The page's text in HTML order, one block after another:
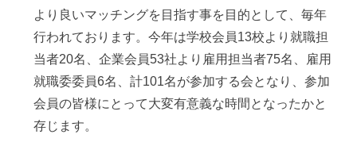
より良いマッチングを目指す事を目的として、毎年
行われております。今年は学校会員13校より就職担
当者20名、企業会員53社より雇用担当者75名、雇用
就職委委員6名、計101名が参加する会となり、参加
会員の皆様にとって大変有意義な時間となったかと
存じます。